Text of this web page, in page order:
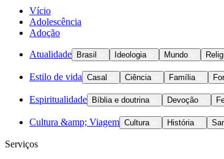
Vício
Adolescência
Adoção
Atualidade Brasil Ideologia Mundo
Estilo de vida Casal Ciência Família
Espiritualidade Bíblia e doutrina Devoção
Cultura &amp; Viagem Cultura História
Serviços